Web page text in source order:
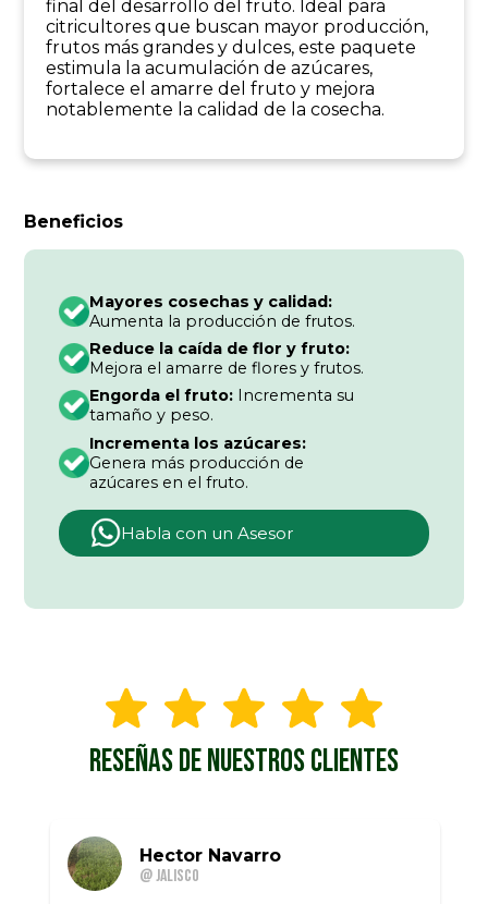
final del desarrollo del fruto. Ideal para
citricultores que buscan mayor producción,
frutos más grandes y dulces, este paquete
estimula la acumulación de azúcares,
fortalece el amarre del fruto y mejora
notablemente la calidad de la cosecha.
Beneficios
Mayores cosechas y calidad:
Aumenta la producción de frutos.
Reduce la caída de flor y fruto:
Mejora el amarre de flores y frutos.
Engorda el fruto: Incrementa su
tamaño y peso.
Incrementa los azúcares:
Genera más producción de
azúcares en el fruto.
Habla con un Asesor
RESEÑAS DE NUESTROS CLIENTES
Hector Navarro
@ Jalisco